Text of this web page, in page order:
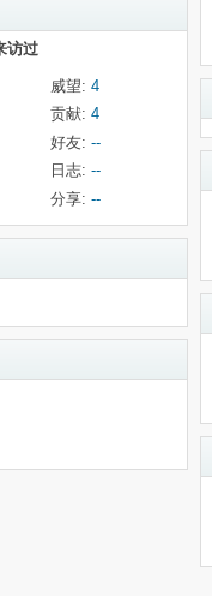
访过
威望: 4
贡献: 4
好友: --
日志: --
分享: --